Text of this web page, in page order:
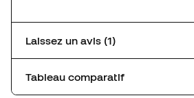
Laissez un avis (1)
Tableau comparatif